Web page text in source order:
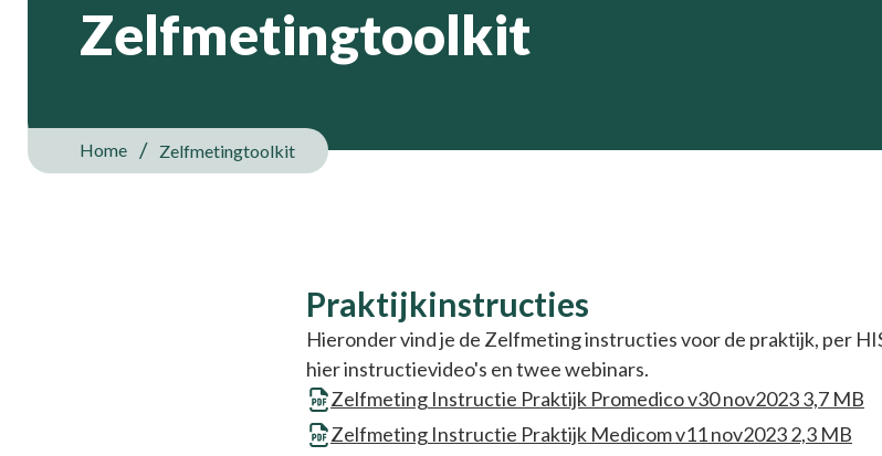
Zelfmetingtoolkit
Home Zelfmetingtoolkit
ZelfmetingtoolkitPraktijkinstructies
Hieronder vind je de Zelfmeting instructies voor de praktijk, per
hier instructievideo's en twee webinars.
Zelfmeting Instructie Praktijk Promedico v30 nov2023 3,7 MB
Zelfmeting Instructie Praktijk Medicom v11 nov2023 2,3 MB